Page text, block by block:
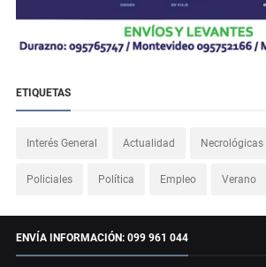
ETIQUETAS
Interés General Actualidad Necrológicas
Policiales Política Empleo Verano
ENVÍA INFORMACIÓN: 099 961 044